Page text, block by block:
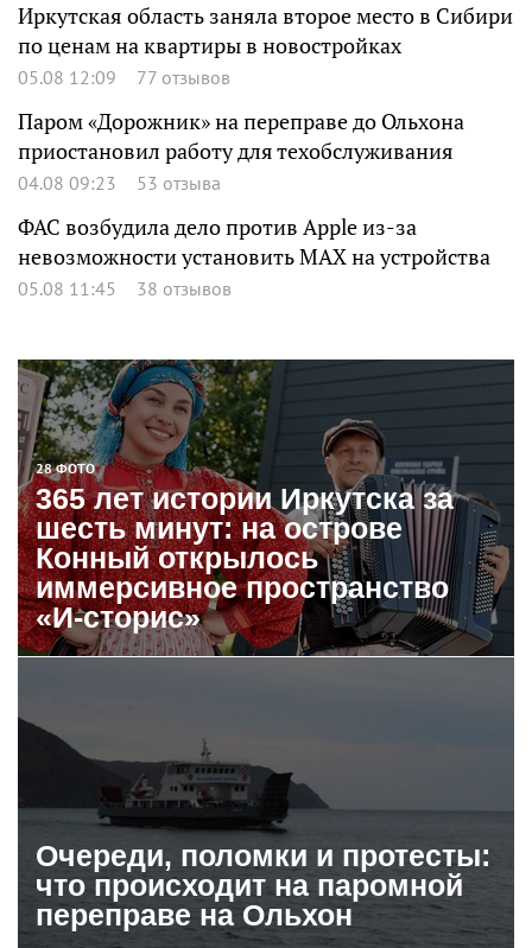
Иркутская область заняла второе место в Сибири
по ценам на квартиры в новостройках
05.08 12:09 77 отзывов
Паром «Дорожник» на переправе до Ольхона
приостановил работу для техобслуживания
04.08 09:23 53 отзыва
ФАС возбудила дело против Apple из-за
невозможности установить MAX на устройства
05.08 11:45 38 отзывов
28 ФОТО
365 лет истории Иркутска за
шесть минут: на острове
Конный открылось
иммерсивное пространство
«И-сторис»
Очереди, поломки и протесты:
что происходит на паромной
переправе на Ольхон